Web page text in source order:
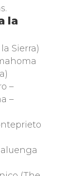
.
la
Sierra)
–
–